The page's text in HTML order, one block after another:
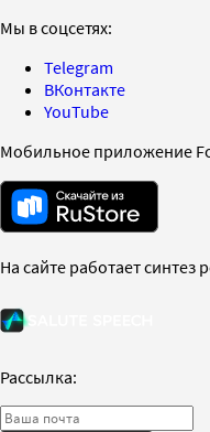
Мы в соцсетях:
Telegram
ВКонтакте
YouTube
Мобильное приложение
На сайте работает синтез
Рассылка: